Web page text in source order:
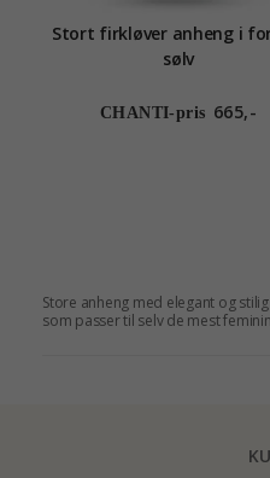
Stort firkløver anheng i
sølv
CHANTI-pris 665,-
Store anheng med elegant og
som passer til selv de mest
personlige stil. Vi har anheng for